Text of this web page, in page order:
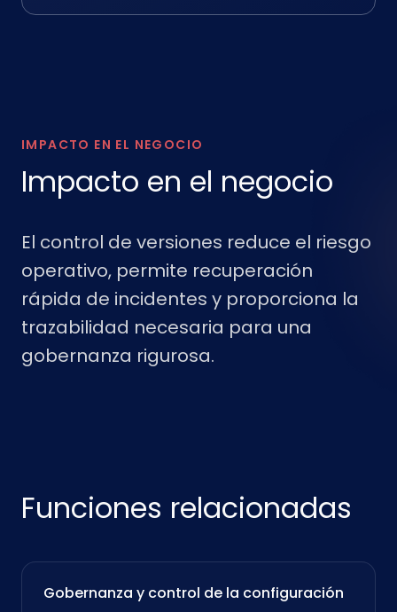
IMPACTO EN EL NEGOCIO
Impacto en el negocio
El control de versiones reduce el riesgo
operativo, permite recuperación
rápida de incidentes y proporciona la
trazabilidad necesaria para una
gobernanza rigurosa.
Funciones relacionadas
Gobernanza y control de la configuración